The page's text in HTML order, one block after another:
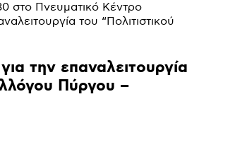
στο Πνευματικό Κέντρο
του “Πολιτιστικού
την επαναλειτουργία
Πύργου –